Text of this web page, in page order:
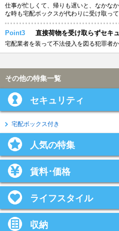
仕事が忙しくて、帰りも遅いと、なかな
な時も宅配ボックスが代わりに受け取って
Point3 直接荷物を受け取らずセキ
宅配業者を装って不法侵入を図る犯罪者
その他の特集一覧
セキュリティ
宅配ボックス付き
人気の特集
賃料･価格
ライフスタイル
収納